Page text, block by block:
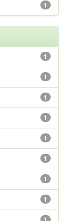
1
1
1
1
1
1
1
1
1